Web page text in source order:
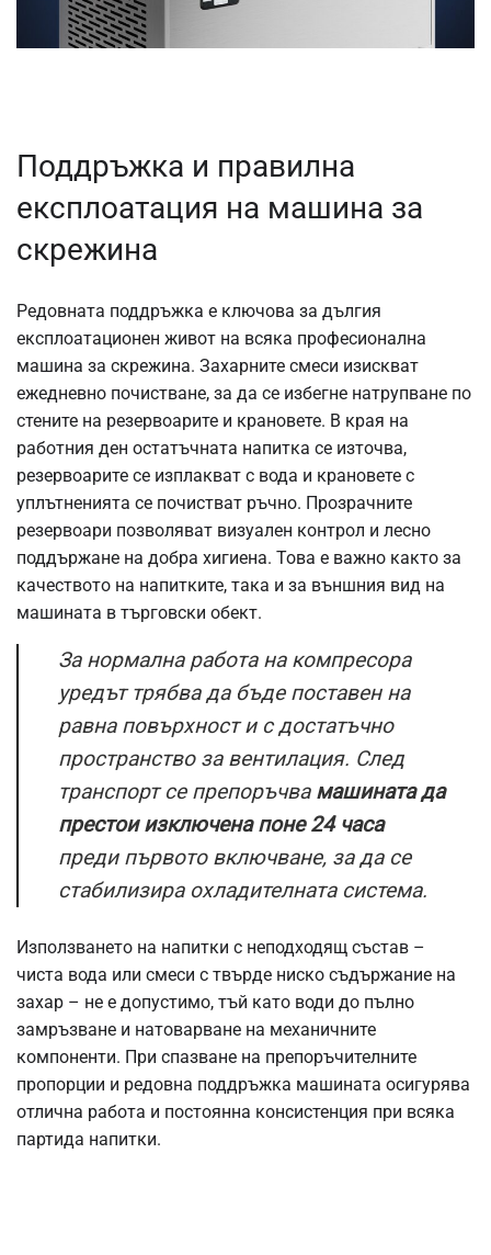
Поддръжка и правилна
експлоатация на машина за
скрежина
Редовната поддръжка е ключова за дългия
експлоатационен живот на всяка професионална
машина за скрежина. Захарните смеси изискват
ежедневно почистване, за да се избегне натрупване по
стените на резервоарите и крановете. В края на
работния ден остатъчната напитка се източва,
резервоарите се изплакват с вода и крановете с
уплътненията се почистват ръчно. Прозрачните
резервоари позволяват визуален контрол и лесно
поддържане на добра хигиена. Това е важно както за
качеството на напитките, така и за външния вид на
машината в търговски обект.
За нормална работа на компресора
уредът трябва да бъде поставен на
равна повърхност и с достатъчно
пространство за вентилация. След
транспорт се препоръчва машината да
престои изключена поне 24 часа
преди първото включване, за да се
стабилизира охладителната система.
Използването на напитки с неподходящ състав –
чиста вода или смеси с твърде ниско съдържание на
захар – не е допустимо, тъй като води до пълно
замръзване и натоварване на механичните
компоненти. При спазване на препоръчителните
пропорции и редовна поддръжка машината осигурява
отлична работа и постоянна консистенция при всяка
партида напитки.